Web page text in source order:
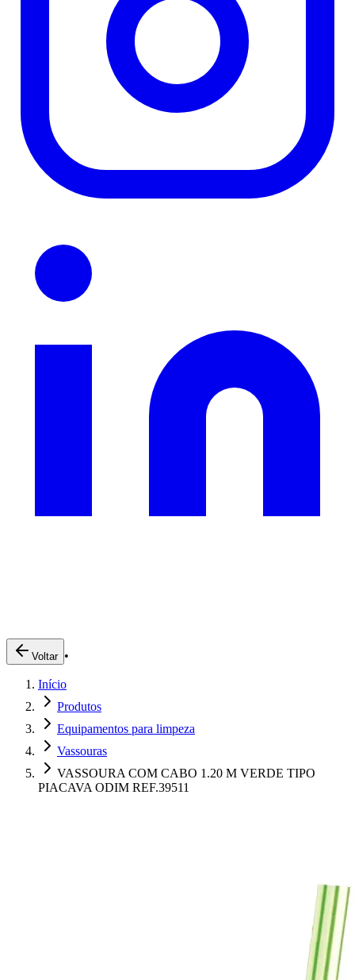
Pedidos Online
Trabalhe Conosco
Voltar •
Início
Produtos
Equipamentos para limpeza
Vassouras
VASSOURA COM CABO 1.20 M VERDE TIPO
PIACAVA ODIM REF.39511